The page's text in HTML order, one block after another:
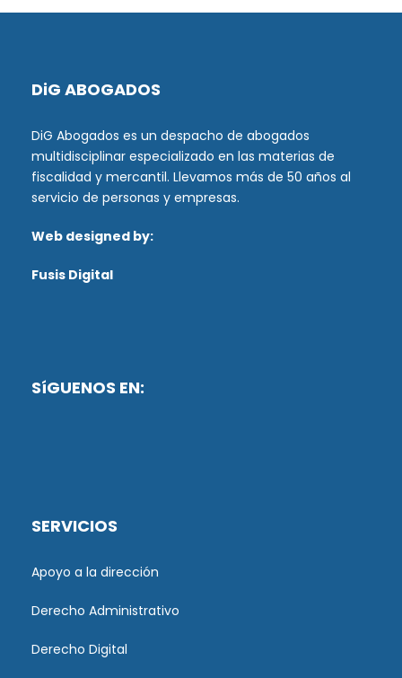
DiG ABOGADOS
DiG Abogados es un despacho de abogados
multidisciplinar especializado en las materias de
fiscalidad y mercantil. Llevamos más de 50 años al
servicio de personas y empresas.
Web designed by:
Fusis Digital
SíGUENOS EN:
SERVICIOS
Apoyo a la dirección
Derecho Administrativo
Derecho Digital